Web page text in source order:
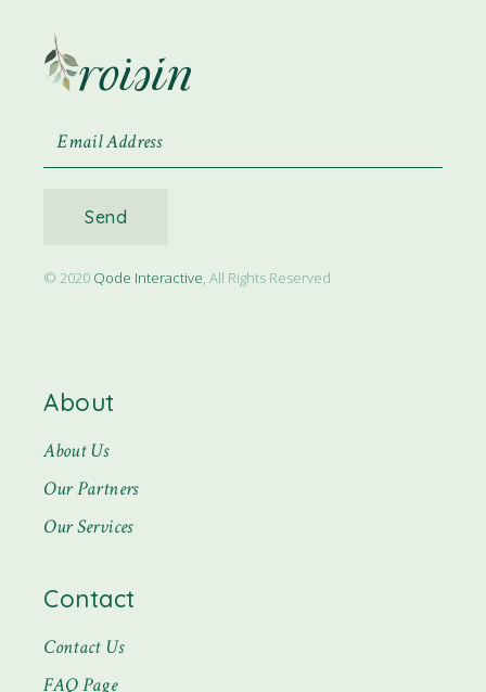
Send
© 2020 Qode Interactive, All Rights Reserved
About
About Us
Our Partners
Our Services
Contact
Contact Us
FAQ Page